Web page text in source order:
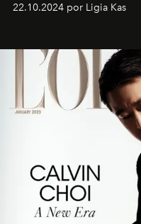
22.10.2024 por Ligia Kas